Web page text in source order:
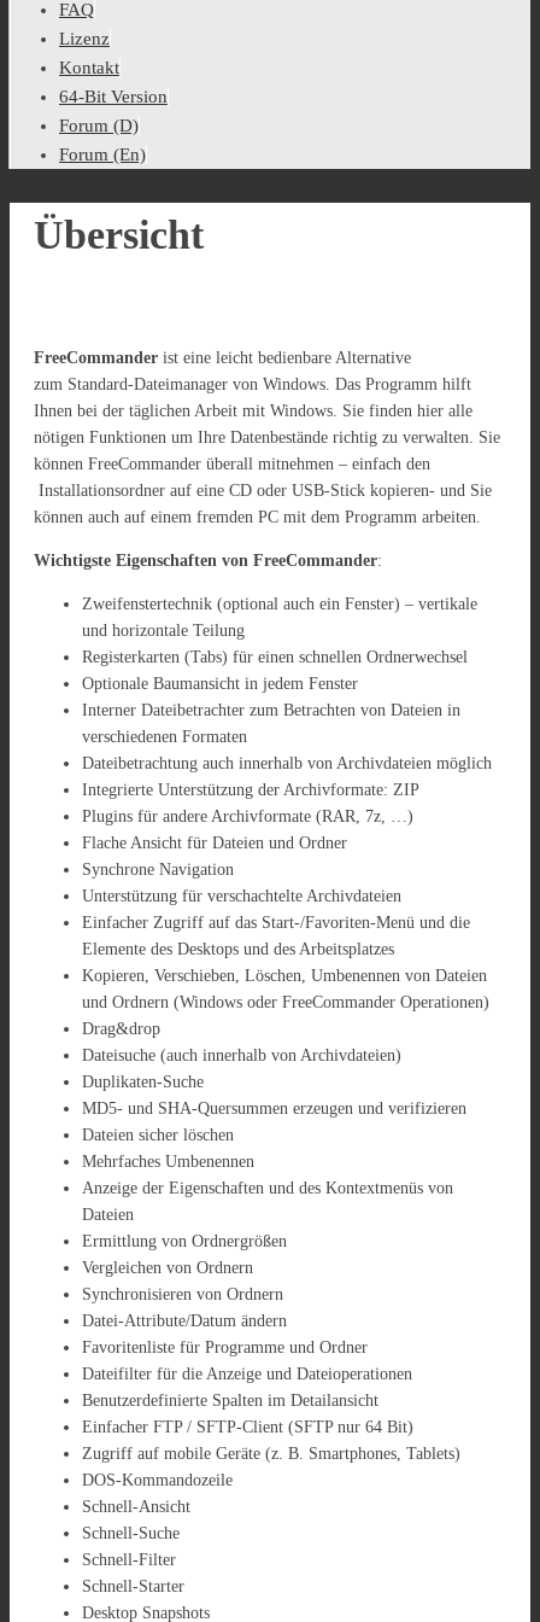
FAQ
Lizenz
Kontakt
64-Bit Version
Forum (D)
Forum (En)
Übersicht
FreeCommander ist eine leicht bedienbare Alternative
zum Standard-Dateimanager von Windows. Das Programm hilft
Ihnen bei der täglichen Arbeit mit Windows. Sie finden hier alle
nötigen Funktionen um Ihre Datenbestände richtig zu verwalten. Sie
können FreeCommander überall mitnehmen – einfach den
Installationsordner auf eine CD oder USB-Stick kopieren- und Sie
können auch auf einem fremden PC mit dem Programm arbeiten.
Wichtigste Eigenschaften von FreeCommander:
Zweifenstertechnik (optional auch ein Fenster) – vertikale
und horizontale Teilung
Registerkarten (Tabs) für einen schnellen Ordnerwechsel
Optionale Baumansicht in jedem Fenster
Interner Dateibetrachter zum Betrachten von Dateien in
verschiedenen Formaten
Dateibetrachtung auch innerhalb von Archivdateien möglich
Integrierte Unterstützung der Archivformate: ZIP
Plugins für andere Archivformate (RAR, 7z, …)
Flache Ansicht für Dateien und Ordner
Synchrone Navigation
Unterstützung für verschachtelte Archivdateien
Einfacher Zugriff auf das Start-/Favoriten-Menü und die
Elemente des Desktops und des Arbeitsplatzes
Kopieren, Verschieben, Löschen, Umbenennen von Dateien
und Ordnern (Windows oder FreeCommander Operationen)
Drag&drop
Dateisuche (auch innerhalb von Archivdateien)
Duplikaten-Suche
MD5- und SHA-Quersummen erzeugen und verifizieren
Dateien sicher löschen
Mehrfaches Umbenennen
Anzeige der Eigenschaften und des Kontextmenüs von
Dateien
Ermittlung von Ordnergrößen
Vergleichen von Ordnern
Synchronisieren von Ordnern
Datei-Attribute/Datum ändern
Favoritenliste für Programme und Ordner
Dateifilter für die Anzeige und Dateioperationen
Benutzerdefinierte Spalten im Detailansicht
Einfacher FTP / SFTP-Client (SFTP nur 64 Bit)
Zugriff auf mobile Geräte (z. B. Smartphones, Tablets)
DOS-Kommandozeile
Schnell-Ansicht
Schnell-Suche
Schnell-Filter
Schnell-Starter
Desktop Snapshots